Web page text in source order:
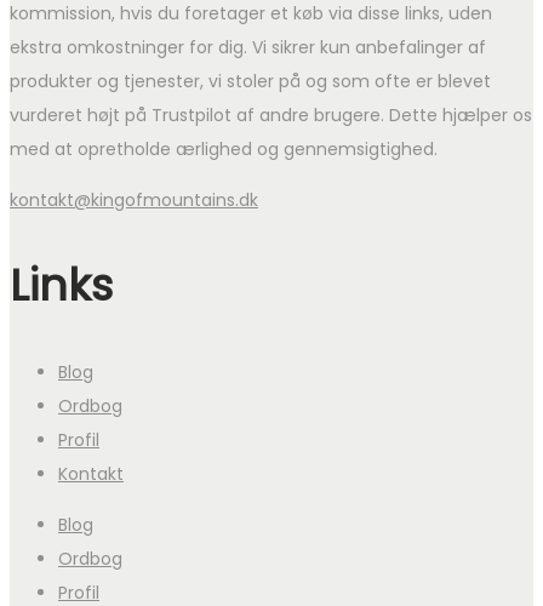
kommission, hvis du foretager et køb via disse links, uden
ekstra omkostninger for dig. Vi sikrer kun anbefalinger af
produkter og tjenester, vi stoler på og som ofte er blevet
vurderet højt på Trustpilot af andre brugere. Dette hjælper os
med at opretholde ærlighed og gennemsigtighed.
kontakt@kingofmountains.dk
Links
Blog
Ordbog
Profil
Kontakt
Blog
Ordbog
Profil